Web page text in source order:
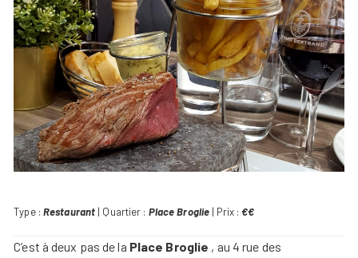
Type :Restaurant | Quartier : Place Broglie | Prix :€€
C’est à deux pas de la Place Broglie , au 4 rue des